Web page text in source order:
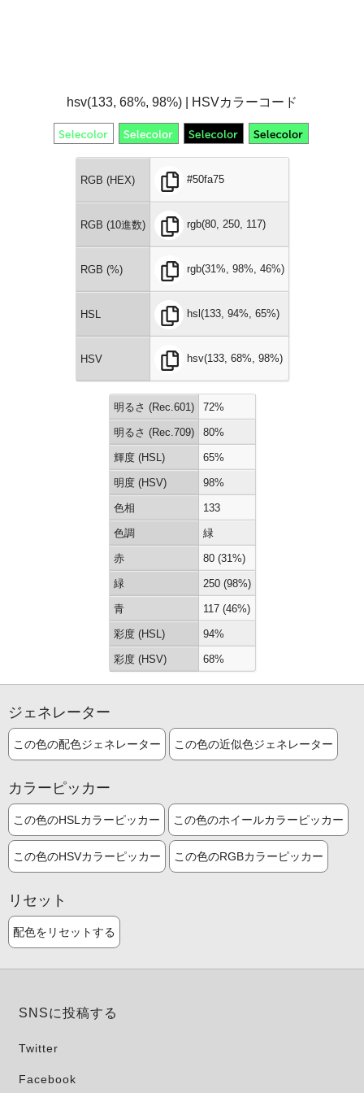
hsv(133, 68%, 98%) | HSVカラーコード
RGB (HEX) #50fa75
RGB (10進数) rgb(80, 250, 117)
RGB (%) rgb(31%, 98%, 46%)
HSL hsl(133, 94%, 65%)
HSV hsv(133, 68%, 98%)
明るさ (Rec.601) 72%
明るさ (Rec.709) 80%
輝度 (HSL) 65%
明度 (HSV) 98%
色相 133
色調 緑
赤 80 (31%)
緑 250 (98%)
青 117 (46%)
彩度 (HSL) 94%
彩度 (HSV) 68%
ジェネレーター
この色の配色ジェネレーター この色の近似色ジェネレーター
カラーピッカー
この色のHSLカラーピッカー この色のホイールカラーピッカー
この色のHSVカラーピッカー この色のRGBカラーピッカー
リセット
配色をリセットする
SNSに投稿する
Twitter
Facebook